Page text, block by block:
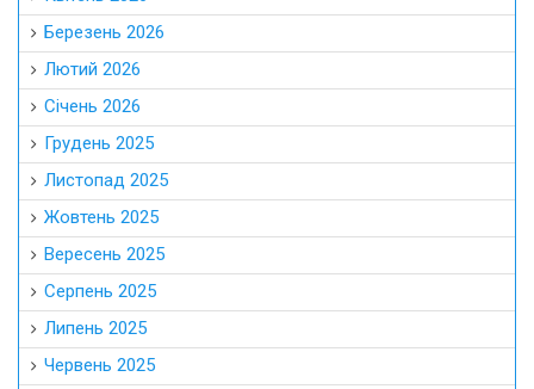
Березень 2026
Лютий 2026
Січень 2026
Грудень 2025
Листопад 2025
Жовтень 2025
Вересень 2025
Серпень 2025
Липень 2025
Червень 2025